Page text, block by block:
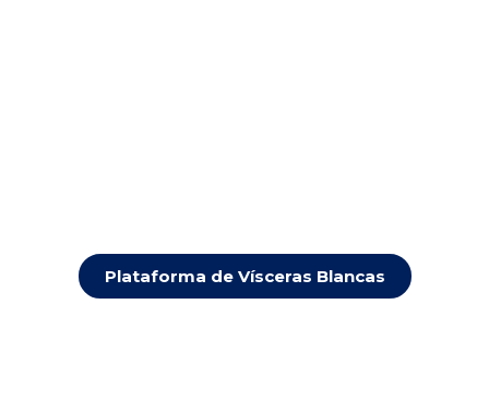
Plataforma de Vísceras Blancas